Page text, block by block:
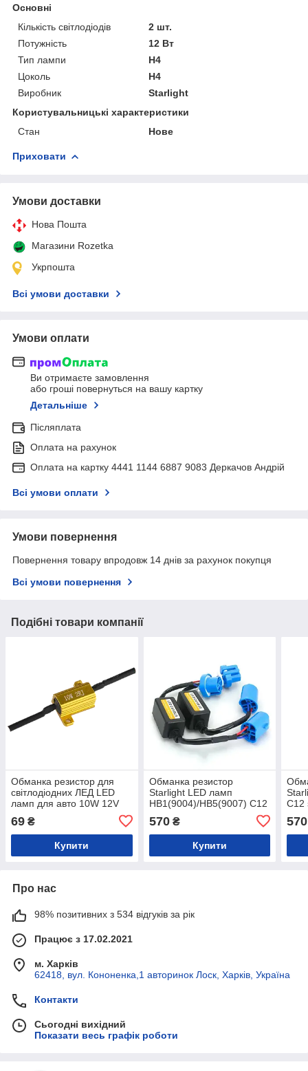
Основні
Кількість світлодіодів
2 шт.
Потужність
12 Вт
Тип лампи
H4
Цоколь
H4
Виробник
Starlight
Користувальницькі характеристики
Стан
Нове
Приховати
Умови доставки
Нова Пошта
Магазини Rozetka
Укрпошта
Всі умови доставки
Умови оплати
Ви отримаєте замовлення
або гроші повернуться на вашу картку
Детальніше
Післяплата
Оплата на рахунок
Оплата на картку 4441 1144 6887 9083 Деркачов Андрій
Всі умови оплати
Умови повернення
Повернення товару впродовж 14 днів за рахунок покупця
Всі умови повернення
Подібні товари компанії
Обманка резистор для
світлодіодних ЛЕД LED
ламп для авто 10W 12V
69 ₴
Купити
Обманка резистор
Starlight LED ламп
НВ1(9004)/НВ5(9007) C12
570₴
Купити
C12
570
Про нас
98% позитивних з 534 відгуків за рік
Працює з 17.02.2021
м. Харків
62418, вул. Кононенка,1 авторинок Лоск, Харків, Україна
Контакти
Сьогодні вихідний
Показати весь графік роботи